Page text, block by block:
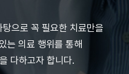
으로 꼭 필요한 치료만을
는 의료 행위를 통해
다하고자 합니다.